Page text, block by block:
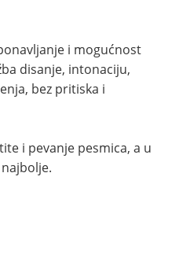
i mogućnost
disanje, intonaciju,
bez pritiska i
i pevanje pesmica, a u